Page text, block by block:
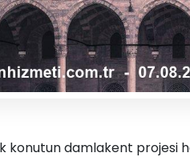
konutun damlakent projesi